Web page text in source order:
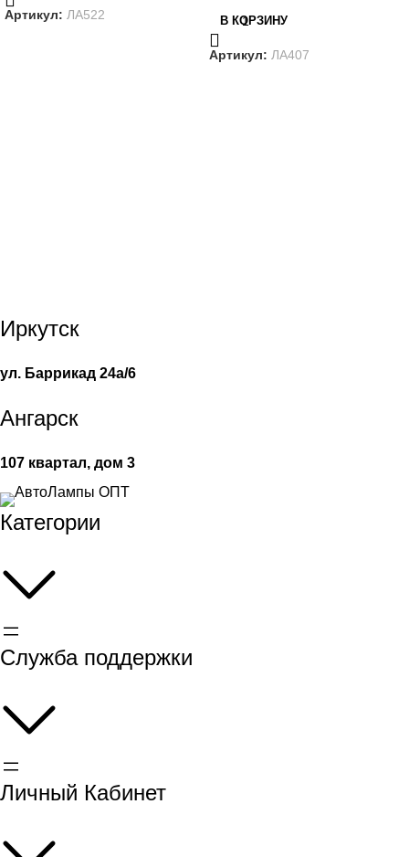
Артикул: ЛА522 В КОРЗИНУ
Артикул: ЛА407
Иркутск
ул. Баррикад 24а/6
Ангарск
107 квартал, дом 3
Категории
Служба поддержки
Личный Кабинет